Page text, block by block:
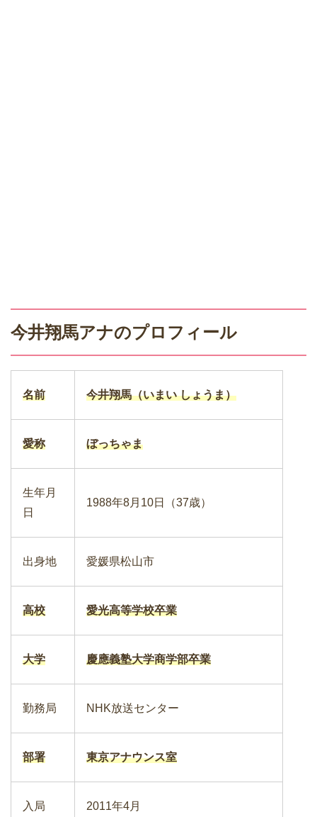
今井翔馬アナのプロフィール
名前 今井翔馬（いまい しょうま）
愛称 ぼっちゃま
生年月
日
1988年8月10日（37歳）
出身地 愛媛県松山市
高校 愛光高等学校卒業
大学 慶應義塾大学商学部卒業
勤務局 NHK放送センター
部署 東京アナウンス室
入局 2011年4月